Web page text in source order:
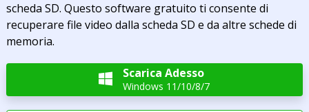
scheda SD. Questo software gratuito ti consente di
recuperare file video dalla scheda SD e da altre schede di
memoria.
 Scarica Adesso
Windows 11/10/8/7